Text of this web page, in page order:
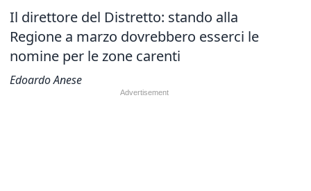
Il direttore del Distretto: stando alla
Regione a marzo dovrebbero esserci le
nomine per le zone carenti
Edoardo Anese